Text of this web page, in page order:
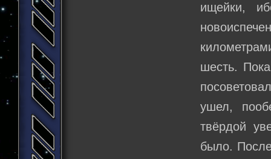
ищейки,
шесть.
ушел,
твёрдой
было.